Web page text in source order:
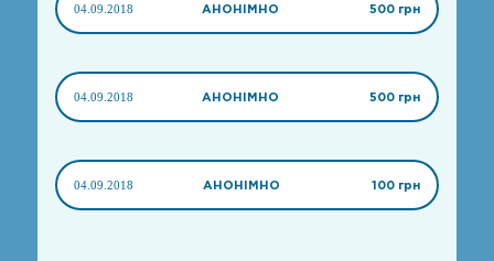
04.09.2018 АНОНІМНО 500 грн
04.09.2018 АНОНІМНО 500 грн
04.09.2018 АНОНІМНО 100 грн